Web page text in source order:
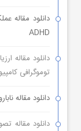
دانلود مقاله
ADHD
دانلود مقاله
توموگرافی
دانلود مقاله